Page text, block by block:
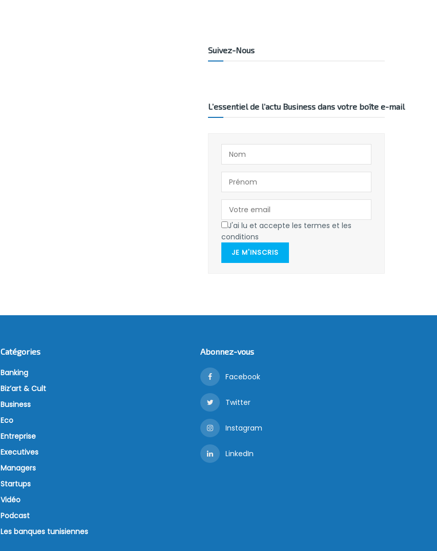
Suivez-Nous
L’essentiel de l’actu Business dans votre boîte e-mail
J'ai lu et accepte les termes et les
conditions
JE M'INSCRIS
Catégories
Banking
Biz’art & Cult
Business
Eco
Entreprise
Executives
Managers
Startups
Vidéo
Podcast
Les banques tunisiennes
Abonnez-vous
Facebook
Twitter
Instagram
LinkedIn